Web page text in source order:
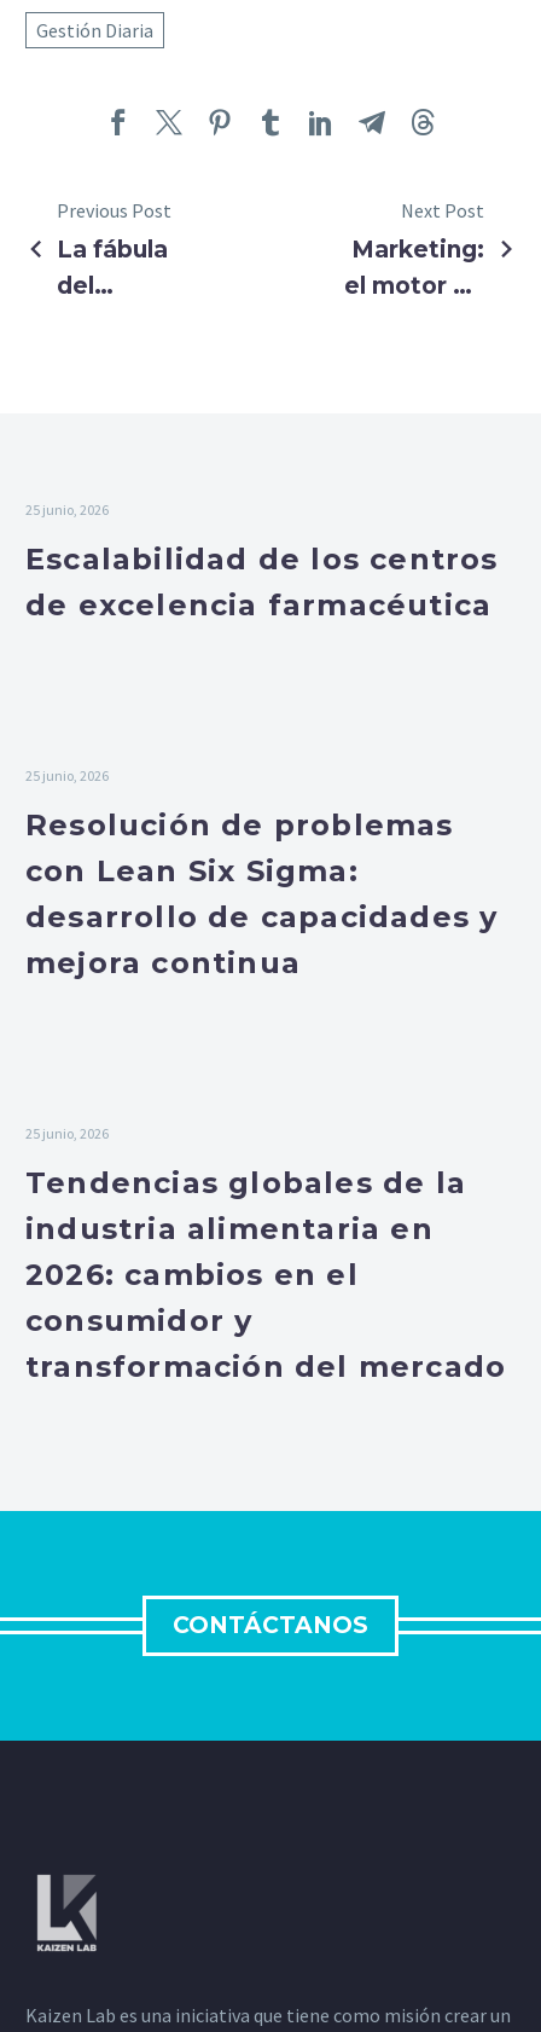
Gestión Diaria
Previous Post
La fábula
del
Next Post
Marketing:
el motor de
25 junio, 2026
Escalabilidad de los centros
de excelencia farmacéutica
25 junio, 2026
Resolución de problemas
con Lean Six Sigma:
desarrollo de capacidades y
mejora continua
25 junio, 2026
Tendencias globales de la
industria alimentaria en
2026: cambios en el
consumidor y
transformación del mercado
CONTÁCTANOS
Kaizen Lab es una iniciativa que tiene como misión crear un